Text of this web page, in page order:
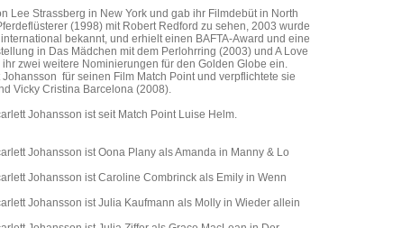
Lee Strassberg in New York und gab ihr Filmdebüt in North
(1998) mit Robert Redford zu sehen, 2003 wurde
bekannt, und erhielt einen BAFTA-Award und eine
in Das Mädchen mit dem Perlohrring (2003) und A Love
zwei weitere Nominierungen für den Golden Globe ein.
für seinen Film Match Point und verpflichtete sie
Vicky Cristina Barcelona (2008).
Johansson ist seit Match Point Luise Helm.
Johansson ist Oona Plany als Amanda in Manny & Lo
Johansson ist Caroline Combrinck als Emily in Wenn
Johansson ist Julia Kaufmann als Molly in Wieder allein